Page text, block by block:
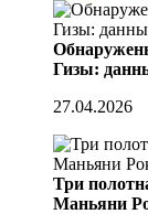
Гизы:
27.04.2026
Три
Маньяни